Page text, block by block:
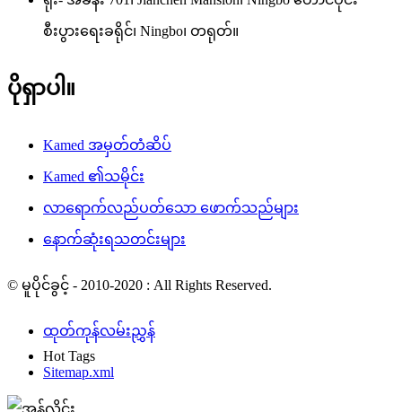
စီးပွားရေးခရိုင်၊ Ningbo၊ တရုတ်။
ပိုရှာပါ။
Kamed အမှတ်တံဆိပ်
Kamed ၏သမိုင်း
လာရောက်လည်ပတ်သော ဖောက်သည်များ
နောက်ဆုံးရသတင်းများ
© မူပိုင်ခွင့် - 2010-2020 : All Rights Reserved.
ထုတ်ကုန်လမ်းညွှန်
Hot Tags
Sitemap.xml